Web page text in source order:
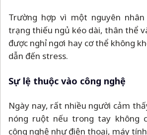
Trường hợp vì một nguyên
trạng thiếu ngủ kéo dài, thân thể
được nghỉ ngơi hay cơ thể không
dẫn đến stress.
Sự lệ thuộc vào công nghệ
Ngày nay, rất nhiều người cảm
nóng ruột nếu trong tay không
công nghệ như điện thoại, máy